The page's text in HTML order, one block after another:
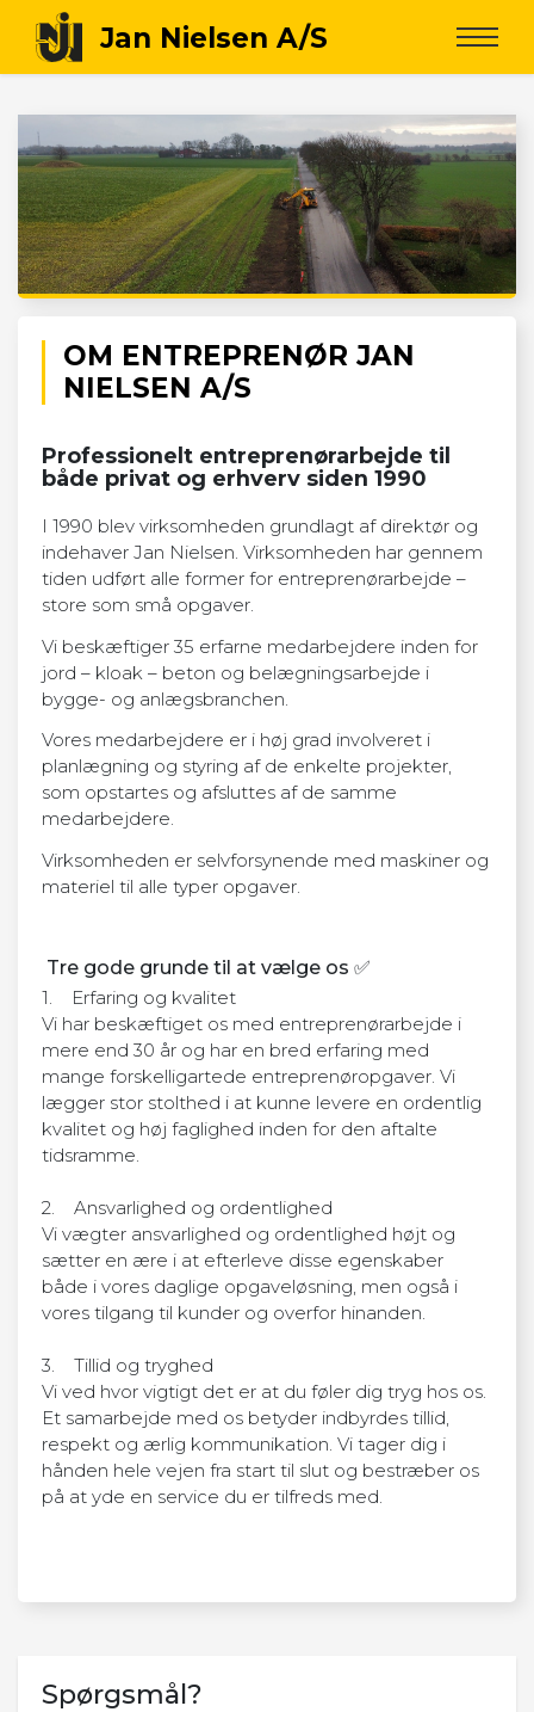
OM ENTREPRENØR JAN
NIELSEN A/S
Professionelt entreprenørarbejde til
både privat og erhverv siden 1990
I 1990 blev virksomheden grundlagt af direktør og
indehaver Jan Nielsen. Virksomheden har gennem
tiden udført alle former for entreprenørarbejde –
store som små opgaver.
Vi beskæftiger 35 erfarne medarbejdere inden for
jord – kloak – beton og belægningsarbejde i
bygge- og anlægsbranchen.
Vores medarbejdere er i høj grad involveret i
planlægning og styring af de enkelte projekter,
som opstartes og afsluttes af de samme
medarbejdere.
Virksomheden er selvforsynende med maskiner og
materiel til alle typer opgaver.
Tre gode grunde til at vælge os ✅
1. Erfaring og kvalitet
Vi har beskæftiget os med entreprenørarbejde i
mere end 30 år og har en bred erfaring med
mange forskelligartede entreprenøropgaver. Vi
lægger stor stolthed i at kunne levere en ordentlig
kvalitet og høj faglighed inden for den aftalte
tidsramme.
2. Ansvarlighed og ordentlighed
Vi vægter ansvarlighed og ordentlighed højt og
sætter en ære i at efterleve disse egenskaber
både i vores daglige opgaveløsning, men også i
vores tilgang til kunder og overfor hinanden.
3. Tillid og tryghed
Vi ved hvor vigtigt det er at du føler dig tryg hos os.
Et samarbejde med os betyder indbyrdes tillid,
respekt og ærlig kommunikation. Vi tager dig i
hånden hele vejen fra start til slut og bestræber os
på at yde en service du er tilfreds med.
Spørgsmål?